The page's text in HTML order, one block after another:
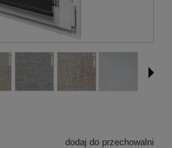
dodaj do przechowalni